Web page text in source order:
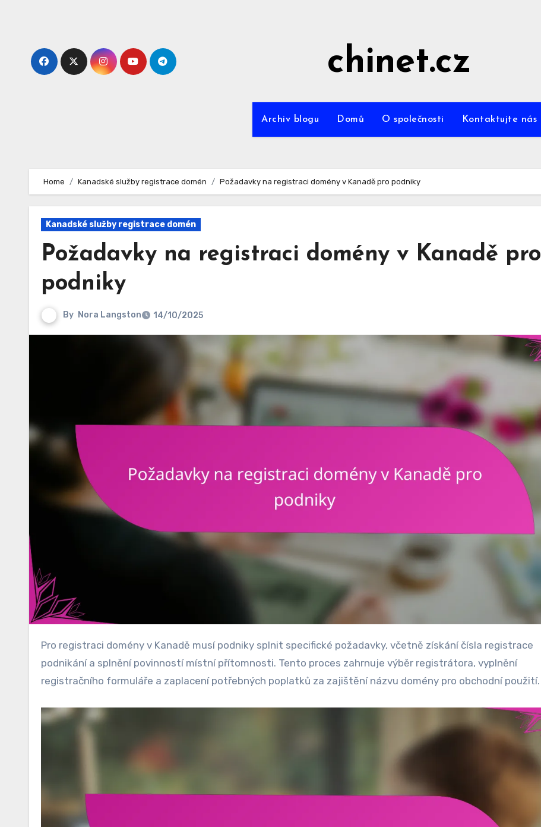
chinet.cz
Archiv blogu Domů O společnosti Kontaktujte nás
Home Kanadské služby registrace domén Požadavky na registraci domény v Kanadě pro podniky
Kanadské služby registrace domén
Požadavky na registraci domény v Kanadě pro
podniky
By Nora Langston 14/10/2025
Pro registraci domény v Kanadě musí podniky splnit specifické požadavky, včetně získání čísla registrace
podnikání a splnění povinností místní přítomnosti. Tento proces zahrnuje výběr registrátora, vyplnění
registračního formuláře a zaplacení potřebných poplatků za zajištění názvu domény pro obchodní použití.